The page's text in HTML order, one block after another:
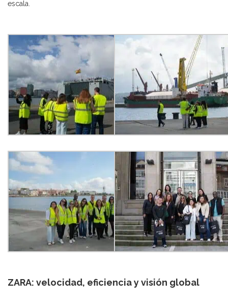
escala.
ZARA: velocidad, eficiencia y visión global